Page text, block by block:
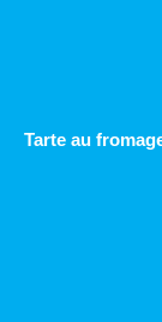
Tarte au